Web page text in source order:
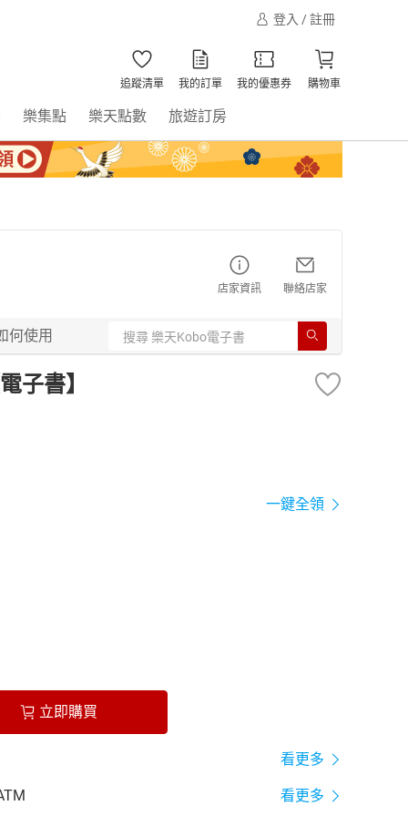
登入 / 註冊
追蹤清單 我的訂單 我的優惠券 購物車
樂集點 樂天點數 旅遊訂房
店家資訊 聯絡店家
何使用
子書】
一鍵全領
立即購買
看更多
看更多